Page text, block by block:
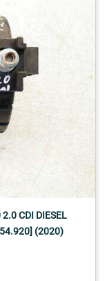
2.0 CDI DIESEL
(2020)